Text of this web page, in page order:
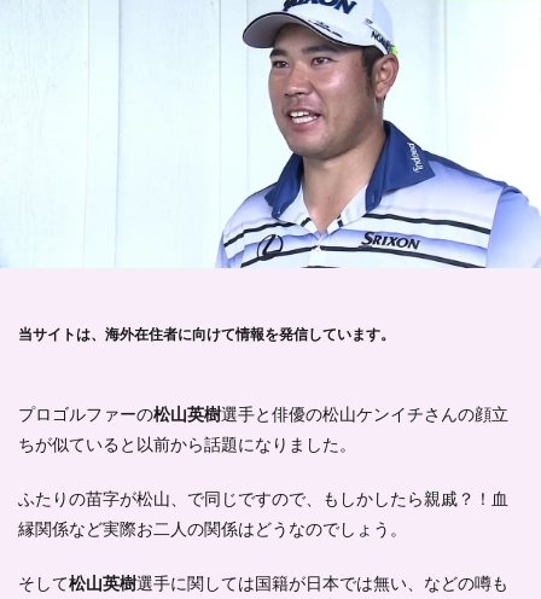
当サイトは、海外在住者に向けて情報を発信しています。
プロゴルファーの松山英樹選手と俳優の松山ケンイチさんの顔立
ちが似ていると以前から話題になりました。
ふたりの苗字が松山、で同じですので、もしかしたら親戚？！血
縁関係など実際お二人の関係はどうなのでしょう。
そして松山英樹選手に関しては国籍が日本では無い、などの噂も